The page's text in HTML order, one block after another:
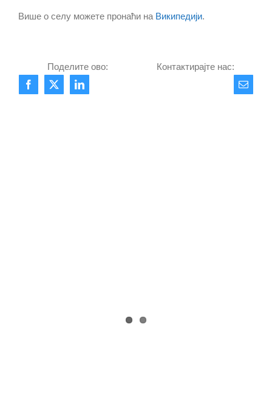
Више о селу можете пронаћи на Википедији.
Поделите ово: Контактирајте нас: